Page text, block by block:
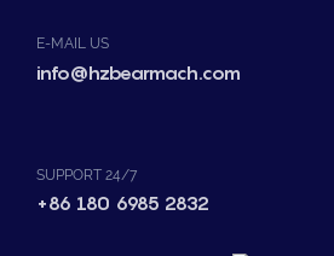
E-MAIL US
info@hzbearmach.com
SUPPORT 24/7
+86 180 6985 2832